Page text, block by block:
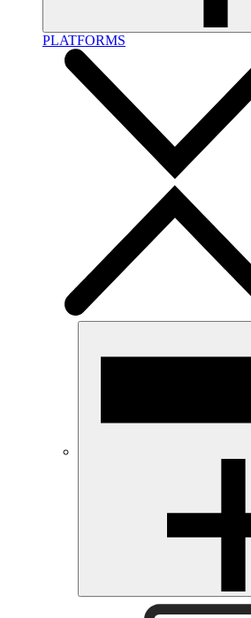
PLATFORMS